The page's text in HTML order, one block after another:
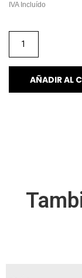
IVA Incluído
AÑADIR AL